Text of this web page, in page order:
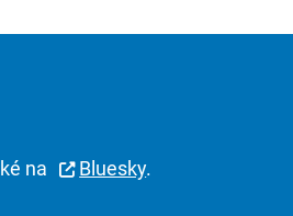
na Bluesky.